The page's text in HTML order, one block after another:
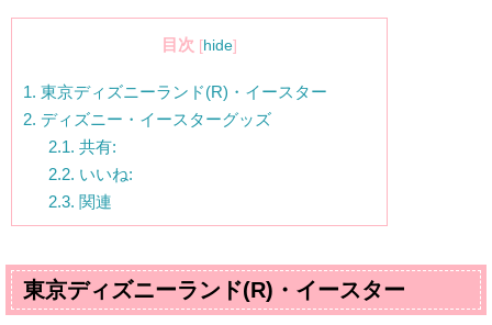
目次 [hide]
1. 東京ディズニーランド(R)・イースター
2. ディズニー・イースターグッズ
2.1. 共有:
2.2. いいね:
2.3. 関連
東京ディズニーランド(R)・イースター